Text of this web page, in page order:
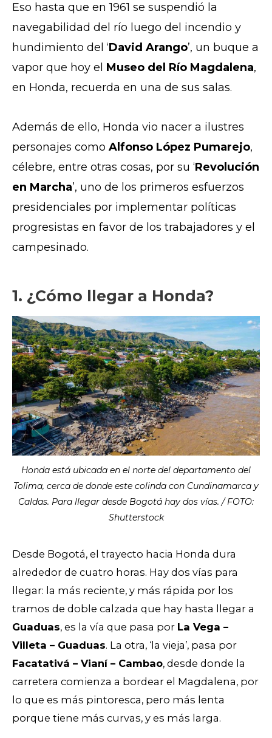
Eso hasta que en 1961 se suspendió la
navegabilidad del río luego del incendio y
hundimiento del ‘David Arango’, un buque a
vapor que hoy el Museo del Río Magdalena,
en Honda, recuerda en una de sus salas.
Además de ello, Honda vio nacer a ilustres
personajes como Alfonso López Pumarejo,
célebre, entre otras cosas, por su ‘Revolución
en Marcha’, uno de los primeros esfuerzos
presidenciales por implementar políticas
progresistas en favor de los trabajadores y el
campesinado.
1. ¿Cómo llegar a Honda?
Honda está ubicada en el norte del departamento del
Tolima, cerca de donde este colinda con Cundinamarca y
Caldas. Para llegar desde Bogotá hay dos vías. / FOTO:
Shutterstock
Desde Bogotá, el trayecto hacia Honda dura
alrededor de cuatro horas. Hay dos vías para
llegar: la más reciente, y más rápida por los
tramos de doble calzada que hay hasta llegar a
Guaduas, es la vía que pasa por La Vega –
Villeta – Guaduas. La otra, ‘la vieja’, pasa por
Facatativá – Vianí – Cambao, desde donde la
carretera comienza a bordear el Magdalena, por
lo que es más pintoresca, pero más lenta
porque tiene más curvas, y es más larga.